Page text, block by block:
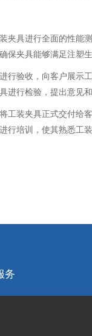
夹具进行全面的性能
保夹具能够满足注塑生
行验收，向客户展示
进行检验，提出意见
工装夹具正式交付给
行培训，使其熟悉工
务